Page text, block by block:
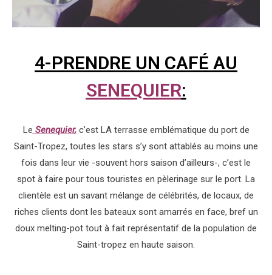
4-PRENDRE UN CAFÉ AU
SENEQUIER:
Le Senequier,c’est LA terrasse emblématique du port de
Saint-Tropez, toutes les stars s’y sont attablés au moins une
fois dans leur vie -souvent hors saison d’ailleurs-, c’est le
spot à faire pour tous touristes en pèlerinage sur le port. La
clientèle est un savant mélange de célébrités, de locaux, de
riches clients dont les bateaux sont amarrés en face, bref un
doux melting-pot tout à fait représentatif de la population de
Saint-tropez en haute saison.